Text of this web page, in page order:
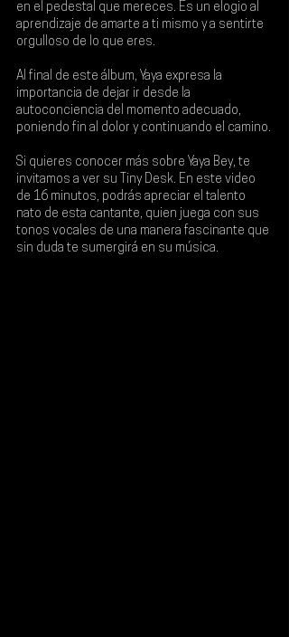
en el pedestal que mereces. Es un elogio al
aprendizaje de amarte a ti mismo y a sentirte
orgulloso de lo que eres.
Al final de este álbum, Yaya expresa la
importancia de dejar ir desde la
autoconciencia del momento adecuado,
poniendo fin al dolor y continuando el camino.
Si quieres conocer más sobre Yaya Bey, te
invitamos a ver su Tiny Desk. En este video
de 16 minutos, podrás apreciar el talento
nato de esta cantante, quien juega con sus
tonos vocales de una manera fascinante que
sin duda te sumergirá en su música.